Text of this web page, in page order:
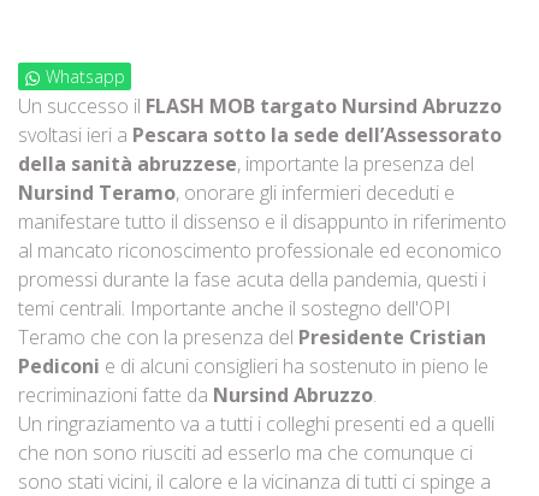
Whatsapp
Un successo il FLASH MOB targato Nursind Abruzzo
svoltasi ieri a Pescara sotto la sede dell’Assessorato
della sanità abruzzese, importante la presenza del
Nursind Teramo, onorare gli infermieri deceduti e
manifestare tutto il dissenso e il disappunto in riferimento
al mancato riconoscimento professionale ed economico
promessi durante la fase acuta della pandemia, questi i
temi centrali. Importante anche il sostegno dell'OPI
Teramo che con la presenza del Presidente Cristian
Pediconi e di alcuni consiglieri ha sostenuto in pieno le
recriminazioni fatte da Nursind Abruzzo.
Un ringraziamento va a tutti i colleghi presenti ed a quelli
che non sono riusciti ad esserlo ma che comunque ci
sono stati vicini, il calore e la vicinanza di tutti ci spinge a